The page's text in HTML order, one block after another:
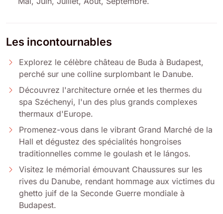
Les incontournables
Explorez le célèbre château de Buda à Budapest,
perché sur une colline surplombant le Danube.
Découvrez l'architecture ornée et les thermes du
spa Széchenyi, l'un des plus grands complexes
thermaux d'Europe.
Promenez-vous dans le vibrant Grand Marché de la
Hall et dégustez des spécialités hongroises
traditionnelles comme le goulash et le lángos.
Visitez le mémorial émouvant Chaussures sur les
rives du Danube, rendant hommage aux victimes du
ghetto juif de la Seconde Guerre mondiale à
Budapest.